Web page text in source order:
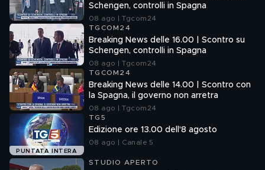
Schengen, controlli in Spagna
08 ago | Tgcom24
TGCOM24
Breaking News delle 16.00 | Scontro su
Schengen, controlli in Spagna
08 ago | Tgcom24
TGCOM24
Breaking News delle 14.00 | Scontro con
la Spagna, il governo non arretra
08 ago | Tgcom24
PUNTATA INTERA
TG5
Edizione ore 13.00 dell'8 agosto
08 ago | Canale 5
STUDIO APERTO